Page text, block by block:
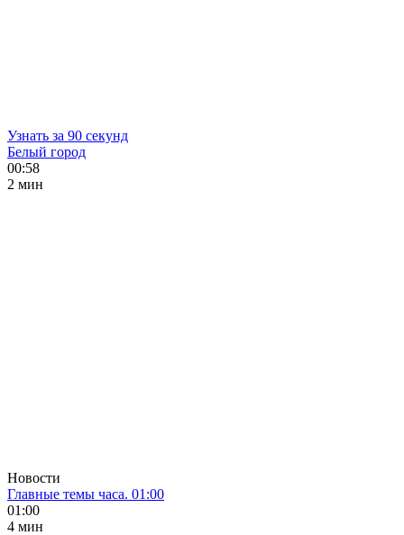
Узнать за 90 секунд
Белый город
00:58
2 мин
Новости
Главные темы часа. 01:00
01:00
4 мин